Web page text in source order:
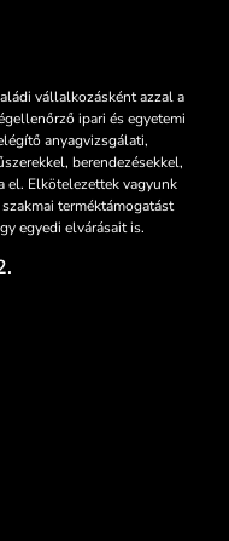
vállalkozásként azzal a
ipari és egyetemi
anyagvizsgálati,
berendezésekkel,
el. Elkötelezettek vagyunk
terméktámogatást
egyedi elvárásait is.